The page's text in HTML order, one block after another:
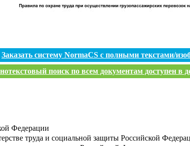
Заказать систему NormaCS с полными текстами/
поиск по всем документам доступен в
Федерации
труда и социальной защиты Российской